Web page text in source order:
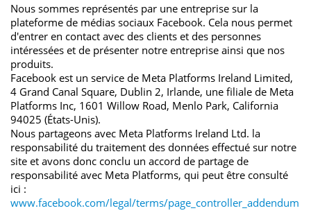
Nous sommes représentés par une entreprise sur la
plateforme de médias sociaux Facebook. Cela nous permet
d'entrer en contact avec des clients et des personnes
intéressées et de présenter notre entreprise ainsi que nos
produits.
Facebook est un service de Meta Platforms Ireland Limited,
4 Grand Canal Square, Dublin 2, Irlande, une filiale de Meta
Platforms Inc, 1601 Willow Road, Menlo Park, California
94025 (États-Unis).
Nous partageons avec Meta Platforms Ireland Ltd. la
responsabilité du traitement des données effectué sur notre
site et avons donc conclu un accord de partage de
responsabilité avec Meta Platforms, qui peut être consulté
ici :
www.facebook.com/legal/terms/page_controller_addendum